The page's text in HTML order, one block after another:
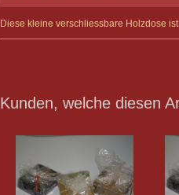
Diese kleine verschliessbare Holzdose
Kunden, welche diesen